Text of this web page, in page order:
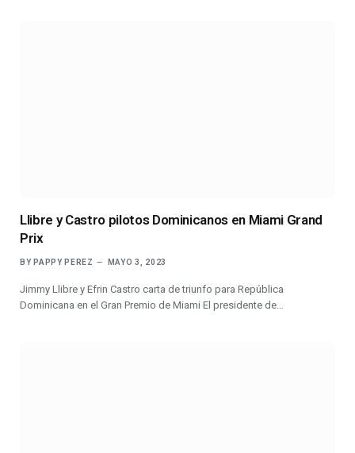
Llibre y Castro pilotos Dominicanos en Miami Grand
Prix
BY PAPPY PEREZ MAYO 3, 2023
Jimmy Llibre y Efrin Castro carta de triunfo para República
Dominicana en el Gran Premio de Miami El presidente de…